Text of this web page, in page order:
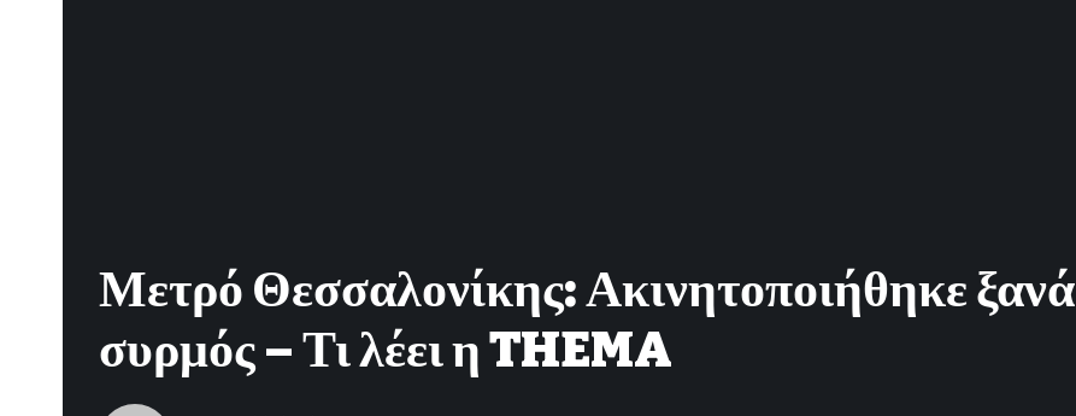
Μετρό Θεσσαλονίκης: Ακινητοποιήθηκε ξανά
συρμός – Τι λέει η THEMA